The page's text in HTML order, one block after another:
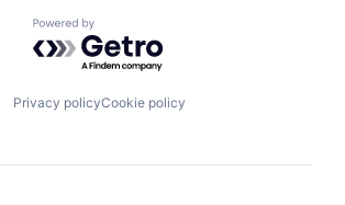
Powered by Getro.com
Privacy policyCookie policy